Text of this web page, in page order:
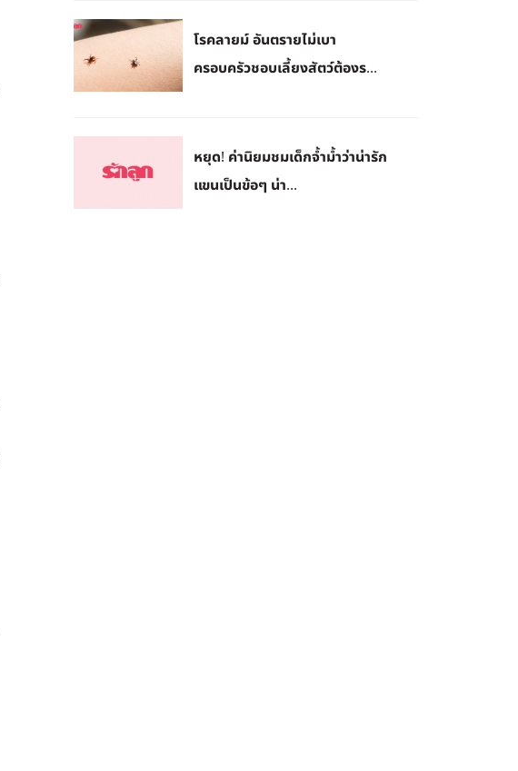
โรคลายม์ อันตรายไม่เบา
ครอบครัวชอบเลี้ยงสัตว์ต้องร...
หยุด! ค่านิยมชมเด็กจ้ำม้ำว่าน่ารัก
แขนเป็นข้อๆ น่า...